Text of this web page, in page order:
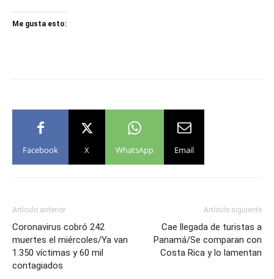
Me gusta esto:
Facebook X WhatsApp Email
Artículo anterior
Coronavirus cobró 242
muertes el miércoles/Ya van
1.350 víctimas y 60 mil
contagiados
Artículo siguiente
Cae llegada de turistas a
Panamá/Se comparan con
Costa Rica y lo lamentan